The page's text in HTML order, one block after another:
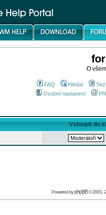
O
FAQ Hledat
Osobní nastavení
Vstoupit do
Powered byphpBB© 2001,